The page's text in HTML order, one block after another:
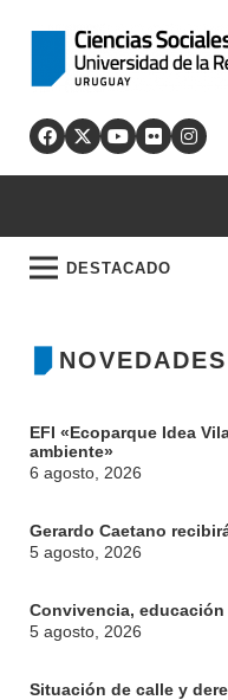
DESTACADO
NOVEDADES
EFI «Ecoparque Idea
ambiente»
6 agosto, 2026
Gerardo Caetano
5 agosto, 2026
Convivencia,
5 agosto, 2026
Situación de calle y